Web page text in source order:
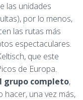
las unidades
por lo menos,
las rutas más
espectaculares.
que este
de Europa.
grupo completo,
hacer, una vez más,